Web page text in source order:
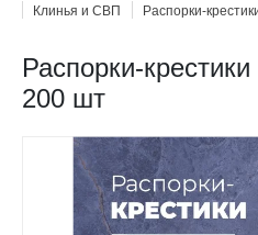
Клинья и СВП
Распорки-
Распорки-
200 шт